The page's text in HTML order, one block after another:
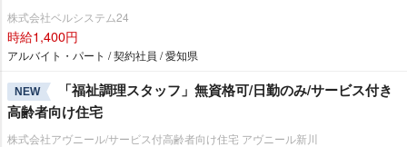
株式会社ベルシステム24
時給1,400円
アルバイト・パート / 契約社員 / 愛知県
NEW
「福祉調理スタッフ」無資格可/日勤のみ/サービス付き
高齢者向け住宅
株式会社アヴニール/サービス付高齢者向け住宅 アヴニール新川